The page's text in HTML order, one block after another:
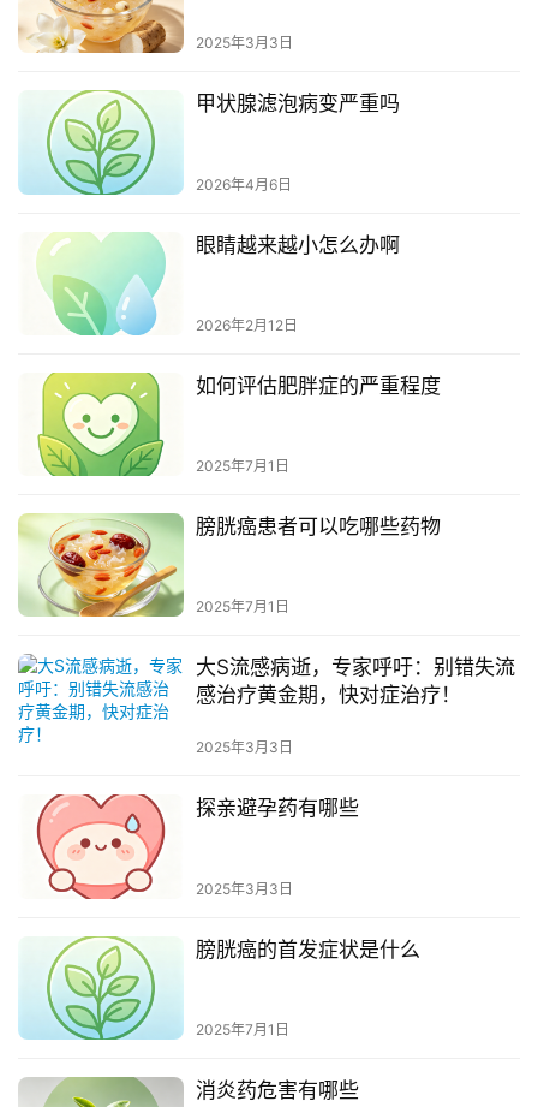
2025年3月3日
甲状腺滤泡病变严重吗
2026年4月6日
眼睛越来越小怎么办啊
2026年2月12日
如何评估肥胖症的严重程度
2025年7月1日
膀胱癌患者可以吃哪些药物
2025年7月1日
大S流感病逝，专家呼吁：别错失流
感治疗黄金期，快对症治疗！
2025年3月3日
探亲避孕药有哪些
2025年3月3日
膀胱癌的首发症状是什么
2025年7月1日
消炎药危害有哪些